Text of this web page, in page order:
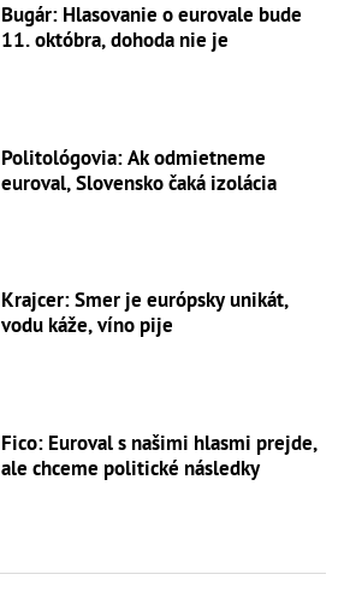
Bugár: Hlasovanie o eurovale bude
11. októbra, dohoda nie je
Politológovia: Ak odmietneme
euroval, Slovensko čaká izolácia
Krajcer: Smer je európsky unikát,
vodu káže, víno pije
Fico: Euroval s našimi hlasmi prejde,
ale chceme politické následky